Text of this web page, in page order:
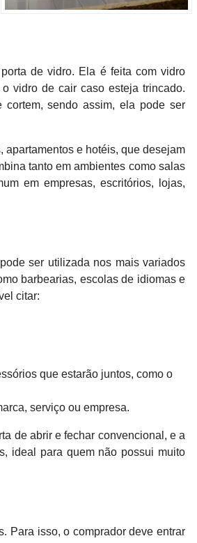
de vidro. Ela é feita com vidro
vidro de cair caso esteja trincado.
sendo assim, ela pode ser
apartamentos e hotéis, que desejam
tanto em ambientes como salas
em empresas, escritórios, lojas,
ser utilizada nos mais variados
barbearias, escolas de idiomas e
citar:
que estarão juntos, como o
serviço ou empresa.
de abrir e fechar convencional, e a
ideal para quem não possui muito
Para isso, o comprador deve entrar